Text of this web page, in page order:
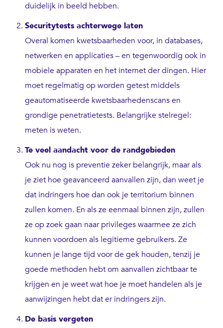
duidelijk in beeld hebben.
Securitytests achterwege laten
Overal komen kwetsbaarheden voor, in databases,
netwerken en applicaties – en tegenwoordig ook in
mobiele apparaten en het internet der dingen. Hier
moet regelmatig op worden getest middels
geautomatiseerde kwetsbaarhedenscans en
grondige penetratietests. Belangrijke stelregel:
meten is weten.
Te veel aandacht voor de randgebieden
Ook nu nog is preventie zeker belangrijk, maar als
je ziet hoe geavanceerd aanvallen zijn, dan weet je
dat indringers hoe dan ook je territorium binnen
zullen komen. En als ze eenmaal binnen zijn, zullen
ze op zoek gaan naar privileges waarmee ze zich
kunnen voordoen als legitieme gebruikers. Ze
kunnen je lange tijd voor de gek houden, tenzij je
goede methoden hebt om aanvallen zichtbaar te
krijgen en je weet wat hoe je moet handelen als je
aanwijzingen hebt dat er indringers zijn.
De basis vergeten